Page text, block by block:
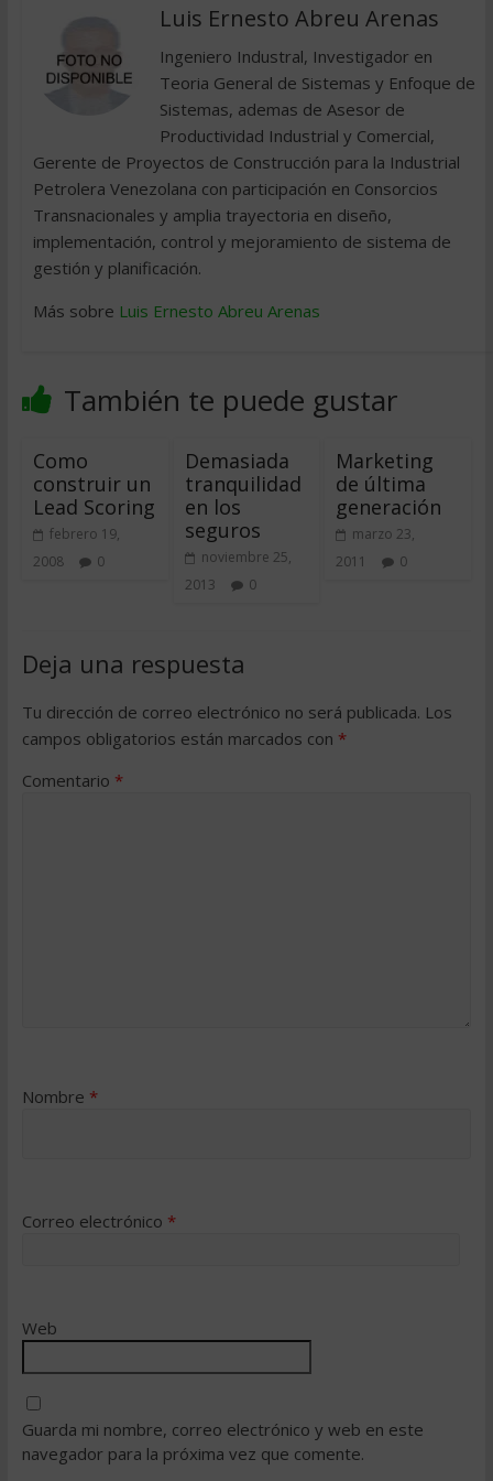
Luis Ernesto Abreu Arenas
Ingeniero Industral, Investigador en
Teoria General de Sistemas y Enfoque de
Sistemas, ademas de Asesor de
Productividad Industrial y Comercial,
Gerente de Proyectos de Construcción para la Industrial
Petrolera Venezolana con participación en Consorcios
Transnacionales y amplia trayectoria en diseño,
implementación, control y mejoramiento de sistema de
gestión y planificación.
Más sobre Luis Ernesto Abreu Arenas
También te puede gustar
Como
construir un
Lead Scoring
febrero 19,
2008
0
Demasiada
tranquilidad
en los
seguros
noviembre 25,
2013
0
Marketing
de última
generación
marzo 23,
2011
0
Deja una respuesta
Tu dirección de correo electrónico no será publicada. Los
campos obligatorios están marcados con *
Comentario *
Nombre *
Correo electrónico *
Web
Guarda mi nombre, correo electrónico y web en este
navegador para la próxima vez que comente.